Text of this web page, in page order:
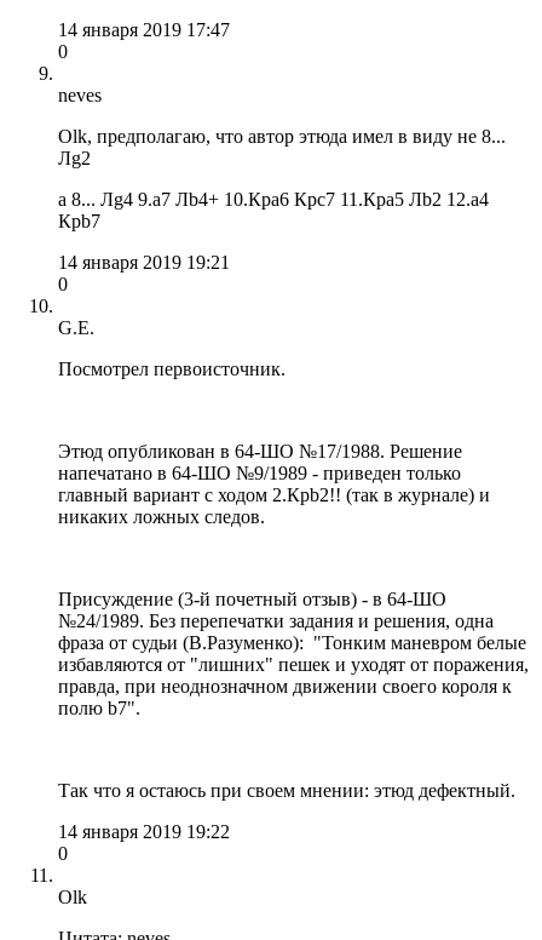
14 января 2019 17:47
0
neves
Olk, предполагаю, что автор этюда имел в виду не 8...
Лg2
а 8... Лg4 9.a7 Лb4+ 10.Крa6 Крc7 11.Крa5 Лb2 12.a4
Крb7
14 января 2019 19:21
0
G.E.
Посмотрел первоисточник.
Этюд опубликован в 64-ШО №17/1988. Решение
напечатано в 64-ШО №9/1989 - приведен только
главный вариант с ходом 2.Крb2!! (так в журнале) и
никаких ложных следов.
Присуждение (3-й почетный отзыв) - в 64-ШО
№24/1989. Без перепечатки задания и решения, одна
фраза от судьи (В.Разуменко): "Тонким маневром белые
избавляются от "лишних" пешек и уходят от поражения,
правда, при неоднозначном движении своего короля к
полю b7".
Так что я остаюсь при своем мнении: этюд дефектный.
14 января 2019 19:22
0
Olk